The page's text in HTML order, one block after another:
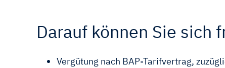
Darauf können Sie sich
Vergütung nach BAP-Tarifvertrag,